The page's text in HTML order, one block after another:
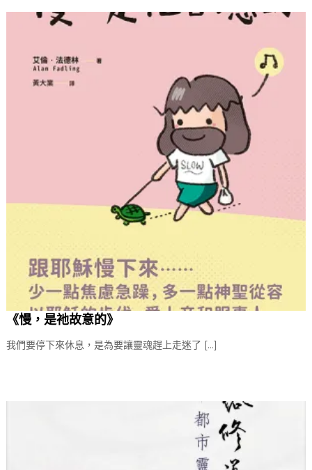
《慢，是祂故意的》
我們要停下來休息，是為要讓靈魂趕上走迷了 […]